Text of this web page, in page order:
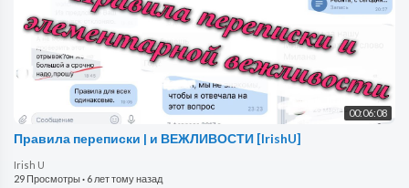
00:06:08
Правила переписки | и ВЕЖЛИВОСТИ [IrishU]
Irish U
29 Просмотры· 6 лет тому назад